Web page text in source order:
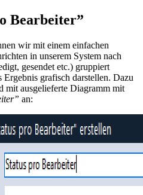
Bearbeiter”
wir mit einem einfachen
in unserem System nach
gesendet etc.) gruppiert
Ergebnis grafisch darstellen. Dazu
mit ausgelieferte Diagramm mit
an: